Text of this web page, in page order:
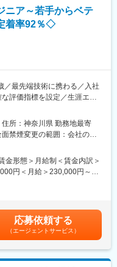
め、有給休暇も取得しやすい
給条件あり
クロスコープ）
・麺神・低糖質麺シリーズ
無し）、在宅勤務は週1回可
制度活用により、年間平均有
』『中華三昧』『一平ちゃ
世に送り出してきました。
ニア～若手からベテ
着率92％◇
／最先端技術に携わる／入社
評価指標を設定／生涯エン
化学系エンジニアとしてご
集となりますため、ご自身
いただくことが可能なポジ
度分布測定装置を利用しての
アが所属していますが、中
所：神奈川県 勤務地最寄
禁煙変更の範囲：会社の定
金形態＞月給制＜賃金内訳＞
円＜月給＞230,000円～
可能性があります。月給(月
応募依頼する
（エージェントサービス）